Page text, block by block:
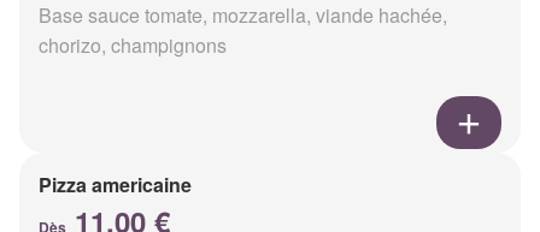
Base sauce tomate, mozzarella, viande hachée,
chorizo, champignons
Pizza americaine
Dès 11.00 €